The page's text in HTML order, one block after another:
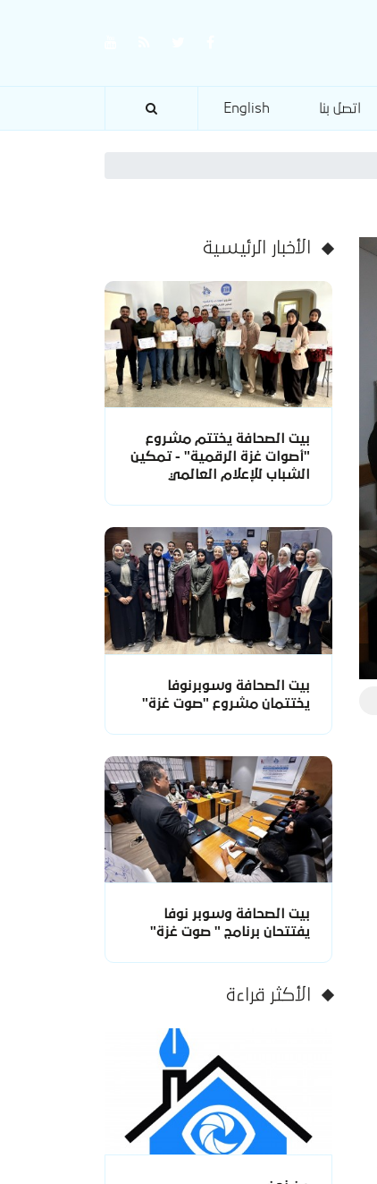
اتصل بنا English
الأخبار الرئيسية
بيت الصحافة يختتم مشروع
"أصوات غزة الرقمية" - تمكين
الشباب للإعلام العالمي
بيت الصحافة وسوبرنوفا
يختتمان مشروع "صوت غزة"
بيت الصحافة وسوبر نوفا
يفتتحان برنامج " صوت غزة"
الأكثر قراءة